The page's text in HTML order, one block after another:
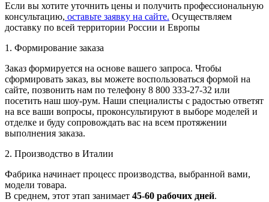
Если вы хотите уточнить цены и получить профессиональную
консультацию, оставьте заявку на сайте. Осуществляем
доставку по всей территории России и Европы
1. Формирование заказа
Заказ формируется на основе вашего запроса. Чтобы
сформировать заказ, вы можете воспользоваться формой на
сайте, позвонить нам по телефону 8 800 333-27-32 или
посетить наш шоу-рум. Наши специалисты с радостью ответят
на все ваши вопросы, проконсультируют в выборе моделей и
отделке и буду сопровождать вас на всем протяжении
выполнения заказа.
2. Производство в Италии
Фабрика начинает процесс производства, выбранной вами,
модели товара.
В среднем, этот этап занимает 45-60 рабочих дней.